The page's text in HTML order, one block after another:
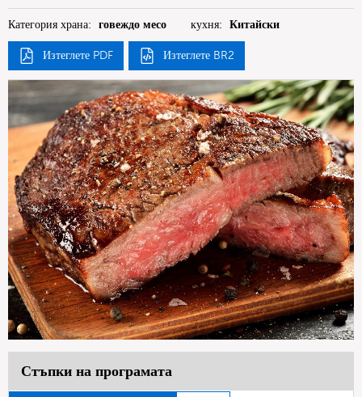
Категория храна: говеждо месо кухня: Китайски
Изтеглете PDF Изтеглете BR2
Стъпки на програмата